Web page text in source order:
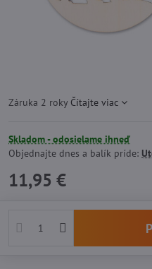
Záruka 2 roky Čítajte viac
Skladom - odosielame ihneď
Objednajte dnes a balík príde:
11,95 €